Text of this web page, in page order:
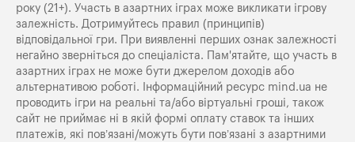
року (21+). Участь в азартних іграх може викликати ігрову
залежність. Дотримуйтесь правил (принципів)
відповідальної гри. При виявленні перших ознак залежності
негайно зверніться до спеціаліста. Пам'ятайте, що участь в
азартних іграх не може бути джерелом доходів або
альтернативою роботі. Інформаційний ресурс mind.ua не
проводить ігри на реальні та/або віртуальні гроші, також
сайт не приймає ні в якій формі оплату ставок та інших
платежів, які пов’язані/можуть бути пов’язані з азартними